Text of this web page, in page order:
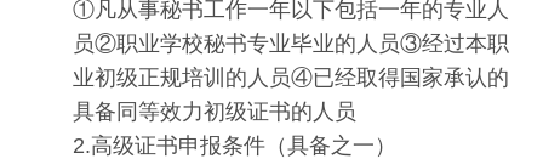
①凡从事秘书工作一年以下包括一年的专业人
员②职业学校秘书专业毕业的人员③经过本职
业初级正规培训的人员④已经取得国家承认的
具备同等效力初级证书的人员
2.高级证书申报条件（具备之一）